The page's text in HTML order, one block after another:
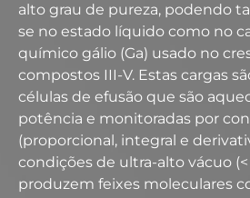
alto grau de pureza, podendo
se no estado líquido como no
químico gálio (Ga) usado no
compostos III-V. Estas cargas
células de efusão que são
potência e monitoradas por
(proporcional, integral e
condições de ultra-alto vácuo (<
produzem feixes moleculares